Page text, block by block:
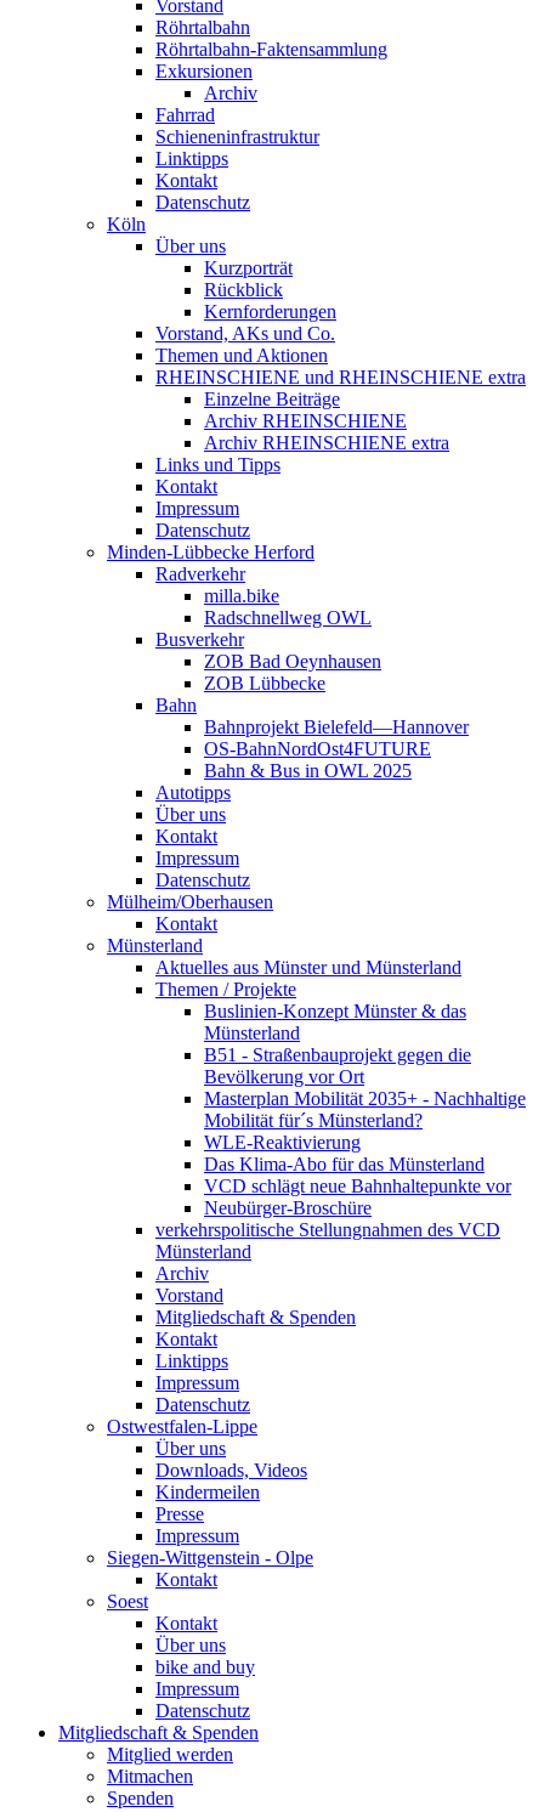
Vorstand
Röhrtalbahn
Röhrtalbahn-Faktensammlung
Exkursionen
Archiv
Fahrrad
Schieneninfrastruktur
Linktipps
Kontakt
Datenschutz
Köln
Über uns
Kurzporträt
Rückblick
Kernforderungen
Vorstand, AKs und Co.
Themen und Aktionen
RHEINSCHIENE und RHEINSCHIENE extra
Einzelne Beiträge
Archiv RHEINSCHIENE
Archiv RHEINSCHIENE extra
Links und Tipps
Kontakt
Impressum
Datenschutz
Minden-Lübbecke Herford
Radverkehr
milla.bike
Radschnellweg OWL
Busverkehr
ZOB Bad Oeynhausen
ZOB Lübbecke
Bahn
Bahnprojekt Bielefeld—Hannover
OS-BahnNordOst4FUTURE
Bahn & Bus in OWL 2025
Autotipps
Über uns
Kontakt
Impressum
Datenschutz
Mülheim/Oberhausen
Kontakt
Münsterland
Aktuelles aus Münster und Münsterland
Themen / Projekte
Buslinien-Konzept Münster & das
Münsterland
B51 - Straßenbauprojekt gegen die
Bevölkerung vor Ort
Masterplan Mobilität 2035+ - Nachhaltige
Mobilität für´s Münsterland?
WLE-Reaktivierung
Das Klima-Abo für das Münsterland
VCD schlägt neue Bahnhaltepunkte vor
Neubürger-Broschüre
verkehrspolitische Stellungnahmen des VCD
Münsterland
Archiv
Vorstand
Mitgliedschaft & Spenden
Kontakt
Linktipps
Impressum
Datenschutz
Ostwestfalen-Lippe
Über uns
Downloads, Videos
Kindermeilen
Presse
Impressum
Siegen-Wittgenstein - Olpe
Kontakt
Soest
Kontakt
Über uns
bike and buy
Impressum
Datenschutz
Mitgliedschaft & Spenden
Mitglied werden
Mitmachen
Spenden